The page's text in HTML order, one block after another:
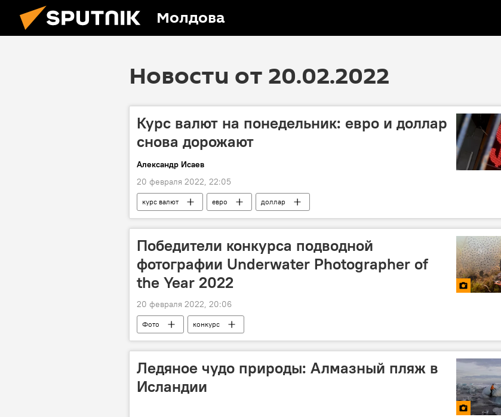
Молдова
Новости от 20.02.2022
Курс валют на понедельник: евро и доллар
снова дорожают
Александр Исаев
20 февраля 2022, 22:05
курс валют евро доллар
Победители конкурса подводной
фотографии Underwater Photographer of
the Year 2022
20 февраля 2022, 20:06
Фото конкурс
Ледяное чудо природы: Алмазный пляж в
Исландии